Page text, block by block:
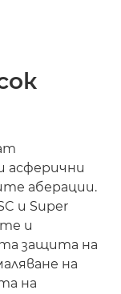
асферични
аберации.
и Super
и
защита на
на
на